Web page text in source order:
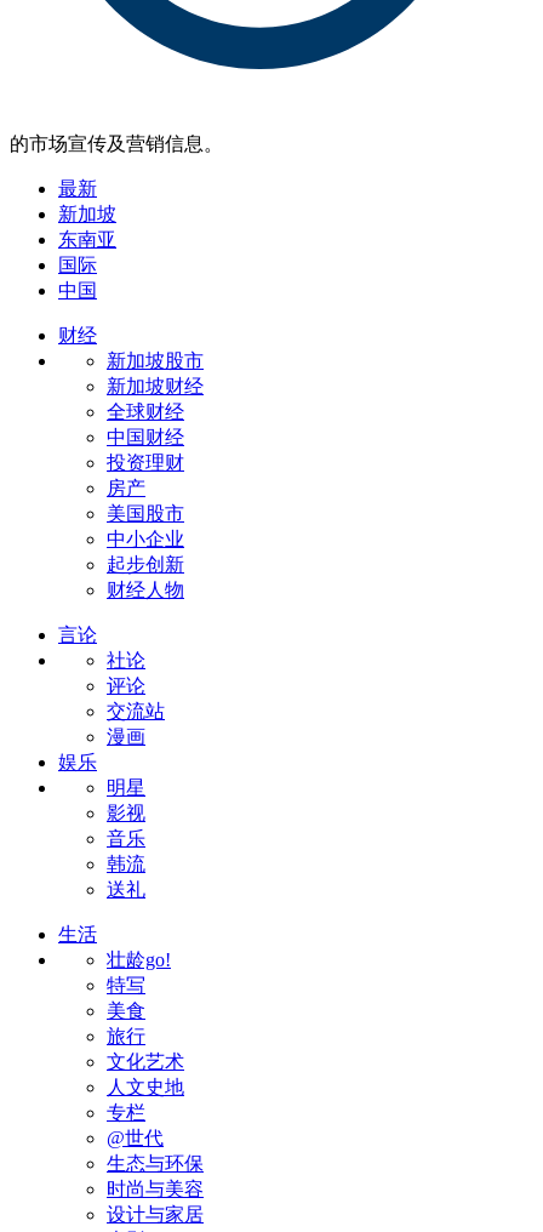
的市场宣传及营销信息。
最新
新加坡
东南亚
国际
中国
财经
新加坡股市
新加坡财经
全球财经
中国财经
投资理财
房产
美国股市
中小企业
起步创新
财经人物
言论
社论
评论
交流站
漫画
娱乐
明星
影视
音乐
韩流
送礼
生活
壮龄go!
特写
美食
旅行
文化艺术
人文史地
专栏
@世代
生态与环保
时尚与美容
设计与家居